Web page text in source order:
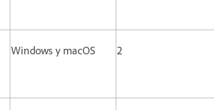
Windows y macOS 2